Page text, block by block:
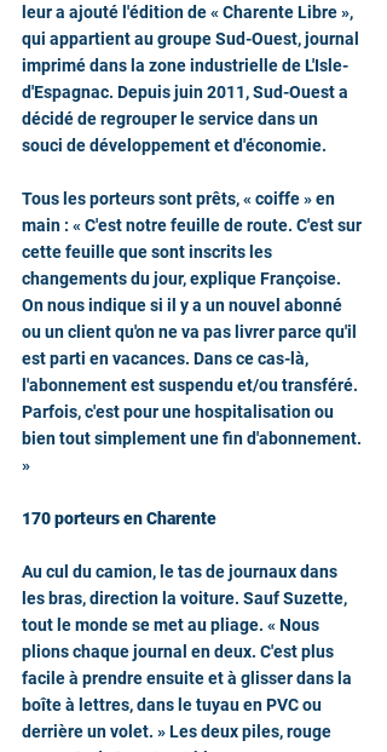
leur a ajouté l'édition de « Charente Libre »,
qui appartient au groupe Sud-Ouest, journal
imprimé dans la zone industrielle de L'Isle-
d'Espagnac. Depuis juin 2011, Sud-Ouest a
décidé de regrouper le service dans un
souci de développement et d'économie.
Tous les porteurs sont prêts, « coiffe » en
main : « C'est notre feuille de route. C'est sur
cette feuille que sont inscrits les
changements du jour, explique Françoise.
On nous indique si il y a un nouvel abonné
ou un client qu'on ne va pas livrer parce qu'il
est parti en vacances. Dans ce cas-là,
l'abonnement est suspendu et/ou transféré.
Parfois, c'est pour une hospitalisation ou
bien tout simplement une fin d'abonnement.
»
170 porteurs en Charente
Au cul du camion, le tas de journaux dans
les bras, direction la voiture. Sauf Suzette,
tout le monde se met au pliage. « Nous
plions chaque journal en deux. C'est plus
facile à prendre ensuite et à glisser dans la
boîte à lettres, dans le tuyau en PVC ou
derrière un volet. » Les deux piles, rouge